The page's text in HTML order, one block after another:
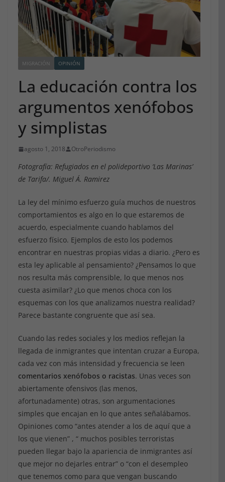
MIGRACIÓN OPINIÓN
La educación contra los
argumentos xenófobos
y simplistas
agosto 1, 2018 OtroPeriodismo
Fotografía: Refugiados en el polideportivo ‘Las Marinas’
de Tarifa/. Miguel Á. Ramirez
La ley del mínimo esfuerzo guía muchos de nuestros
comportamientos es algo en lo que estaremos de
acuerdo, especialmente cuando hablamos del
esfuerzo físico. Ejemplos de esto los podemos
encontrar en nuestras propias vidas a diario. ¿Pero es
esta ley aplicable al pensamiento? ¿Pensamos lo que
nos resulta más comprensible, lo que menos nos
cuesta asimilar? ¿Lo que menos choca con los
esquemas con los que analizamos nuestra realidad?
Parece bastante congruente que así sea.
Cuando las redes sociales y los medios reflejan la
llegada de inmigrantes que intentan cruzar a Europa,
cada vez con más intensidad y frecuencia se leen
comentarios xenófobos o racistas. Unas veces son
abiertamente ofensivos (las menos,
afortunadamente) otras, son argumentaciones
simples que encajan en lo que antes señalábamos.
Opiniones como “antes atender a los de aquí que a
los que vienen” , “ muchos posibles terroristas
pueden llegar bajo la apariencia de inmigrantes así
que mejor no dejarles entrar” o “con el desempleo
que tenemos como para que vengan buscando